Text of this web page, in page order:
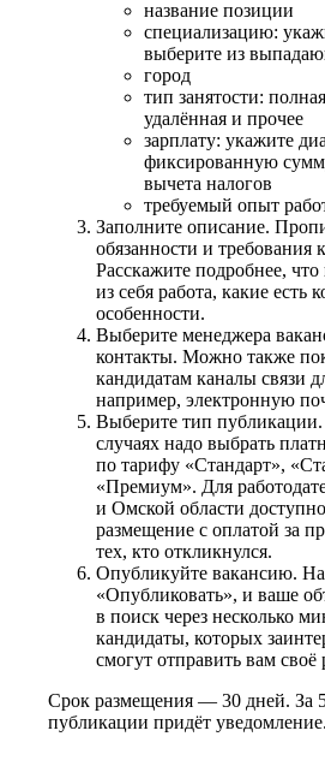
название позиции
специализацию:
выберите из
город
тип занятости:
удалённая и прочее
зарплату: укажите
фиксированную
вычета налогов
требуемый опыт
Заполните описание.
обязанности и требования
Расскажите подробнее, что
из себя работа, какие есть
особенности.
Выберите менеджера
контакты. Можно также
кандидатам каналы связи
например, электронную
Выберите тип
случаях надо выбрать
по тарифу «Стандарт»,
«Премиум». Для
и Омской области
размещение с оплатой за
тех, кто откликнулся.
Опубликуйте вакансию.
«Опубликовать», и ваше
в поиск через несколько
кандидаты, которых
смогут отправить вам своё
Срок размещения — 30 дней. За
публикации придёт уведомление.